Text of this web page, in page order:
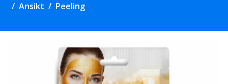
Ansikt Peeling